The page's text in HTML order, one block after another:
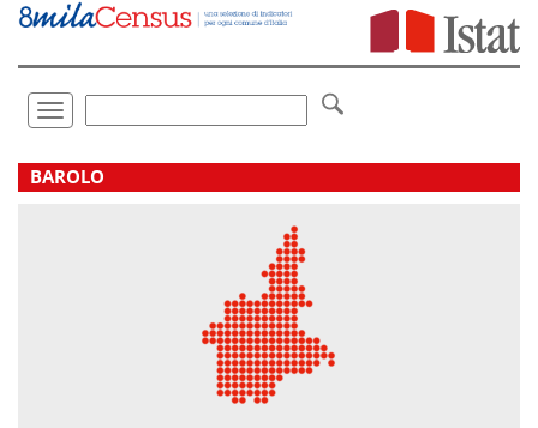
Vai
direttamente
Toggle
navigation
.
BAROLO